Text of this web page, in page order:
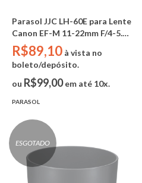
Parasol JJC LH-60E para Lente
Canon EF-M 11-22mm F/4-5.6
IS STM (Substitui Canon EW-
60E)
R$89,10 à vista no
boleto/depósito.
ou R$99,00em até 10x.
PARASOL
ESGOTADO